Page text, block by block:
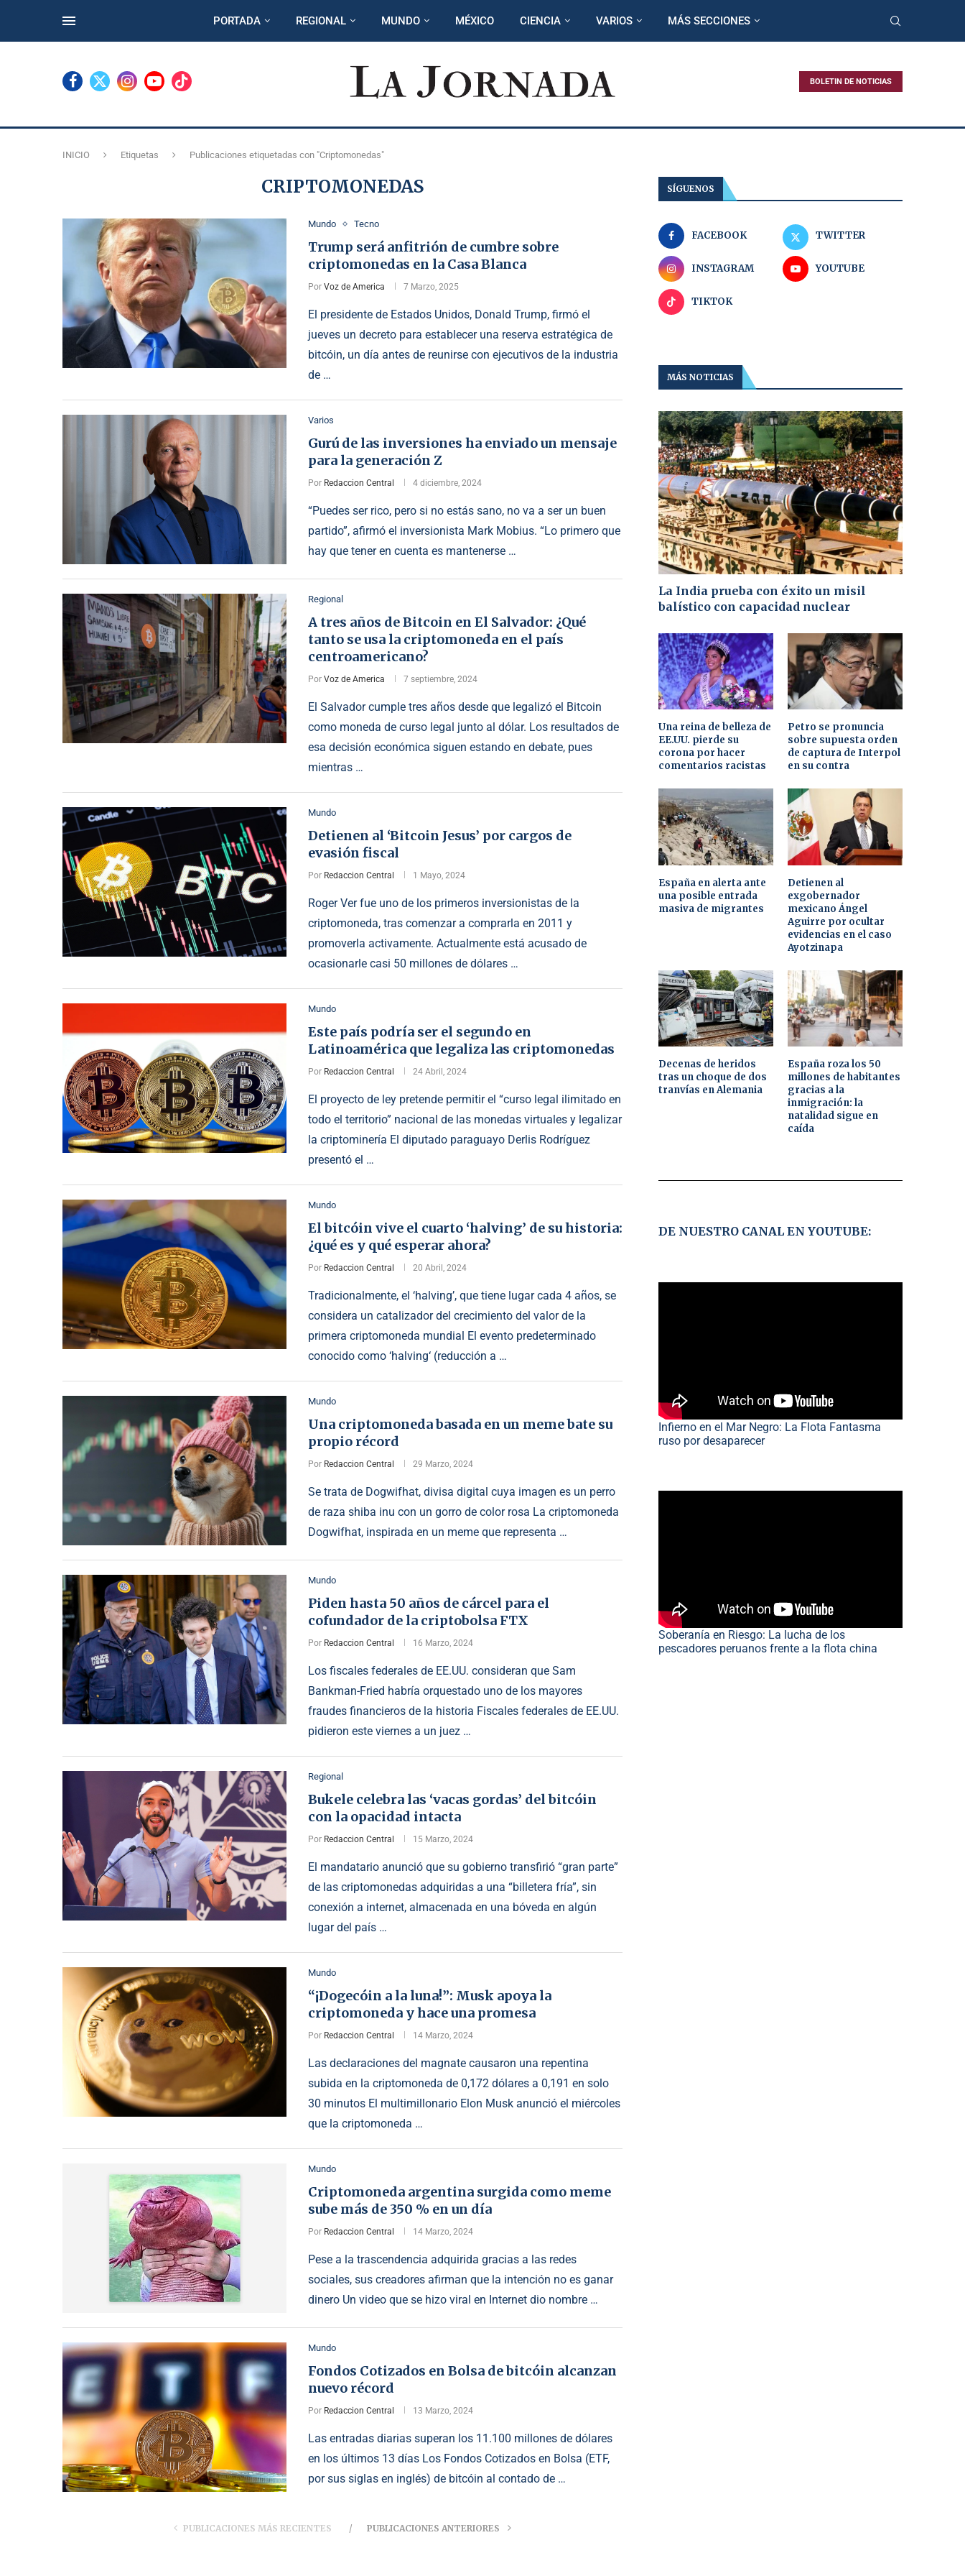
PORTADA REGIONAL MUNDO MÉXICO CIENCIA VARIOS MÁS SECCIONES
BOLETIN DE NOTICIAS
INICIO Etiquetas Publicaciones etiquetadas con "Criptomonedas"
CRIPTOMONEDAS
Mundo Tecno
Trump será anfitrión de cumbre sobre
criptomonedas en la Casa Blanca
Por Voz de America 7 Marzo, 2025
El presidente de Estados Unidos, Donald Trump, firmó el
jueves un decreto para establecer una reserva estratégica de
bitcóin, un día antes de reunirse con ejecutivos de la industria
de …
Varios
Gurú de las inversiones ha enviado un mensaje
para la generación Z
Por Redaccion Central 4 diciembre, 2024
“Puedes ser rico, pero si no estás sano, no va a ser un buen
partido”, afirmó el inversionista Mark Mobius. “Lo primero que
hay que tener en cuenta es mantenerse …
Regional
A tres años de Bitcoin en El Salvador: ¿Qué
tanto se usa la criptomoneda en el país
centroamericano?
Por Voz de America 7 septiembre, 2024
El Salvador cumple tres años desde que legalizó el Bitcoin
como moneda de curso legal junto al dólar. Los resultados de
esa decisión económica siguen estando en debate, pues
mientras …
Mundo
Detienen al ‘Bitcoin Jesus’ por cargos de
evasión fiscal
Por Redaccion Central 1 Mayo, 2024
Roger Ver fue uno de los primeros inversionistas de la
criptomoneda, tras comenzar a comprarla en 2011 y
promoverla activamente. Actualmente está acusado de
ocasionarle casi 50 millones de dólares …
Mundo
Este país podría ser el segundo en
Latinoamérica que legaliza las criptomonedas
Por Redaccion Central 24 Abril, 2024
El proyecto de ley pretende permitir el “curso legal ilimitado en
todo el territorio” nacional de las monedas virtuales y legalizar
la criptominería El diputado paraguayo Derlis Rodríguez
presentó el …
Mundo
El bitcóin vive el cuarto ‘halving’ de su historia:
¿qué es y qué esperar ahora?
Por Redaccion Central 20 Abril, 2024
Tradicionalmente, el ‘halving’, que tiene lugar cada 4 años, se
considera un catalizador del crecimiento del valor de la
primera criptomoneda mundial El evento predeterminado
conocido como ‘halving‘ (reducción a …
Mundo
Una criptomoneda basada en un meme bate su
propio récord
Por Redaccion Central 29 Marzo, 2024
Se trata de Dogwifhat, divisa digital cuya imagen es un perro
de raza shiba inu con un gorro de color rosa La criptomoneda
Dogwifhat, inspirada en un meme que representa …
Mundo
Piden hasta 50 años de cárcel para el
cofundador de la criptobolsa FTX
Por Redaccion Central 16 Marzo, 2024
Los fiscales federales de EE.UU. consideran que Sam
Bankman-Fried habría orquestado uno de los mayores
fraudes financieros de la historia Fiscales federales de EE.UU.
pidieron este viernes a un juez …
Regional
Bukele celebra las ‘vacas gordas’ del bitcóin
con la opacidad intacta
Por Redaccion Central 15 Marzo, 2024
El mandatario anunció que su gobierno transfirió “gran parte”
de las criptomonedas adquiridas a una “billetera fría”, sin
conexión a internet, almacenada en una bóveda en algún
lugar del país …
Mundo
“¡Dogecóin a la luna!”: Musk apoya la
criptomoneda y hace una promesa
Por Redaccion Central 14 Marzo, 2024
Las declaraciones del magnate causaron una repentina
subida en la criptomoneda de 0,172 dólares a 0,191 en solo
30 minutos El multimillonario Elon Musk anunció el miércoles
que la criptomoneda …
Mundo
Criptomoneda argentina surgida como meme
sube más de 350 % en un día
Por Redaccion Central 14 Marzo, 2024
Pese a la trascendencia adquirida gracias a las redes
sociales, sus creadores afirman que la intención no es ganar
dinero Un video que se hizo viral en Internet dio nombre …
Mundo
Fondos Cotizados en Bolsa de bitcóin alcanzan
nuevo récord
Por Redaccion Central 13 Marzo, 2024
Las entradas diarias superan los 11.100 millones de dólares
en los últimos 13 días Los Fondos Cotizados en Bolsa (ETF,
por sus siglas en inglés) de bitcóin al contado de …
PUBLICACIONES MÁS RECIENTES PUBLICACIONES ANTERIORES
SÍGUENOS
FACEBOOK TWITTER
INSTAGRAM YOUTUBE
TIKTOK
MÁS NOTICIAS
La India prueba con éxito un misil
balístico con capacidad nuclear
Una reina de belleza de
EE.UU. pierde su
corona por hacer
comentarios racistas
Petro se pronuncia
sobre supuesta orden
de captura de Interpol
en su contra
España en alerta ante
una posible entrada
masiva de migrantes
Detienen al
exgobernador
mexicano Ángel
Aguirre por ocultar
evidencias en el caso
Ayotzinapa
Decenas de heridos
tras un choque de dos
tranvías en Alemania
España roza los 50
millones de habitantes
gracias a la
inmigración: la
natalidad sigue en
caída
DE NUESTRO CANAL EN YOUTUBE:
Infierno en el Mar Negro: La Flota Fantasma
ruso por desaparecer
Soberanía en Riesgo: La lucha de los
pescadores peruanos frente a la flota china